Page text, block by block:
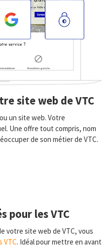
site web de VTC
un site web. Votre
Une offre tout compris, nom
de son métier de VTC.
pour les VTC
votre site web de VTC, vous
VTC. Idéal pour mettre en avant